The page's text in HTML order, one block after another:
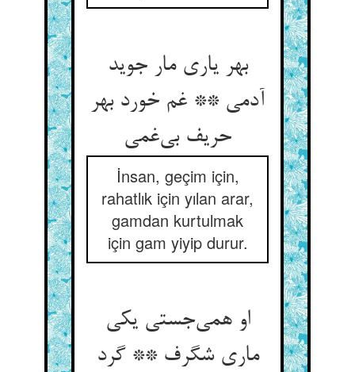
بهر یاری مار جوید
آدمی ** غم خورد بهر
حریف بی‌غمی
İnsan, geçim için,
rahatlık için yılan arar,
gamdan kurtulmak
için gam yiyip durur.
او همی‌جستی یکی
ماری شگرف ** گرد